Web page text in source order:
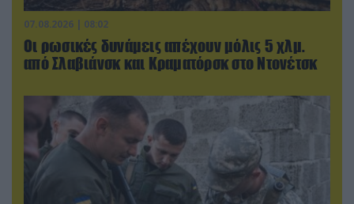
07.08.2026 | 08:02
Οι ρωσικές δυνάμεις απέχουν μόλις 5 χλμ.
από Σλαβιάνσκ και Κραματόρσκ στο Ντονέτσκ